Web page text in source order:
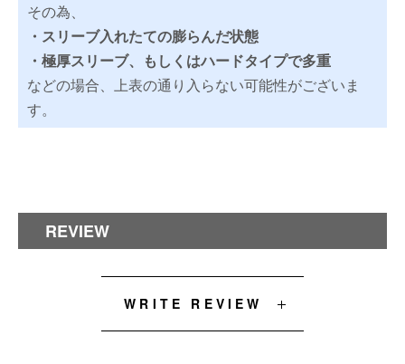
その為、
・スリーブ入れたての膨らんだ状態
・極厚スリーブ、もしくはハードタイプで多重
などの場合、上表の通り入らない可能性がございま
す。
REVIEW
WRITE REVIEW